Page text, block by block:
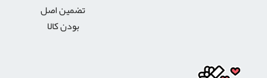
تضمین اصل
بودن کالا